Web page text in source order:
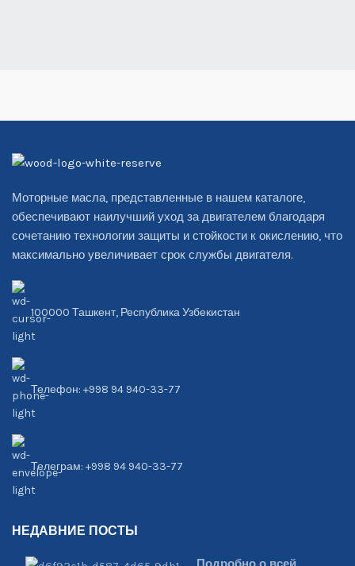
Моторные масла, представленные в нашем каталоге,
обеспечивают наилучший уход за двигателем благодаря
сочетанию технологии защиты и стойкости к окислению, что
максимально увеличивает срок службы двигателя.
100000 Ташкент, Республика Узбекистан
Телефон: +998 94 940-33-77
Телеграм: +998 94 940-33-77
НЕДАВНИЕ ПОСТЫ